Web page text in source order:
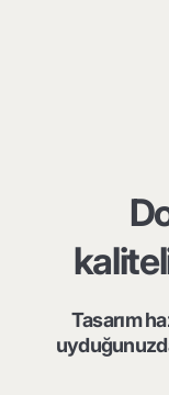
Tasarım